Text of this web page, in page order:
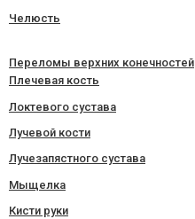
Челюсть
Переломы верхних конечностей
Плечевая кость
Локтевого сустава
Лучевой кости
Лучезапястного сустава
Мыщелка
Кисти руки